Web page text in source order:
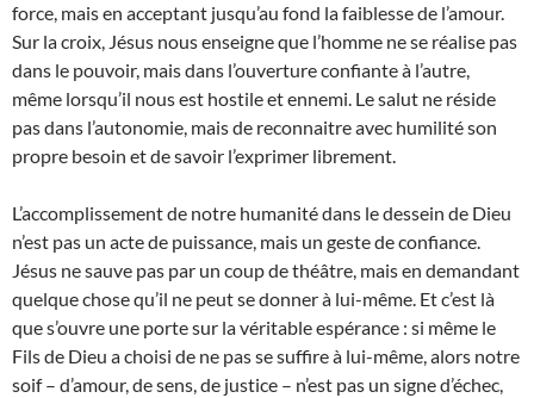
force, mais en acceptant jusqu’au fond la faiblesse de l’amour.
Sur la croix, Jésus nous enseigne que l’homme ne se réalise pas
dans le pouvoir, mais dans l’ouverture confiante à l’autre,
même lorsqu’il nous est hostile et ennemi. Le salut ne réside
pas dans l’autonomie, mais de reconnaitre avec humilité son
propre besoin et de savoir l’exprimer librement.
L’accomplissement de notre humanité dans le dessein de Dieu
n’est pas un acte de puissance, mais un geste de confiance.
Jésus ne sauve pas par un coup de théâtre, mais en demandant
quelque chose qu’il ne peut se donner à lui-même. Et c’est là
que s’ouvre une porte sur la véritable espérance : si même le
Fils de Dieu a choisi de ne pas se suffire à lui-même, alors notre
soif – d’amour, de sens, de justice – n’est pas un signe d’échec,